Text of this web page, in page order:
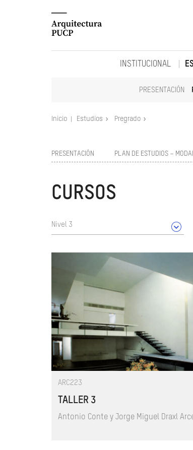
INSTITUCIONAL
PRESENTACIÓN
Inicio Estudios Pregrado
PRESENTACIÓN PLAN DE ESTUDIOS –
CURSOS
Nivel 3
ARC223
TALLER 3
Antonio Conte y Jorge Miguel Draxl